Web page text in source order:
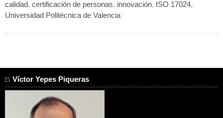
calidad, certificación de personas, innovación, ISO 17024,
Universidad Politécnica de Valencia
Víctor Yepes Piqueras